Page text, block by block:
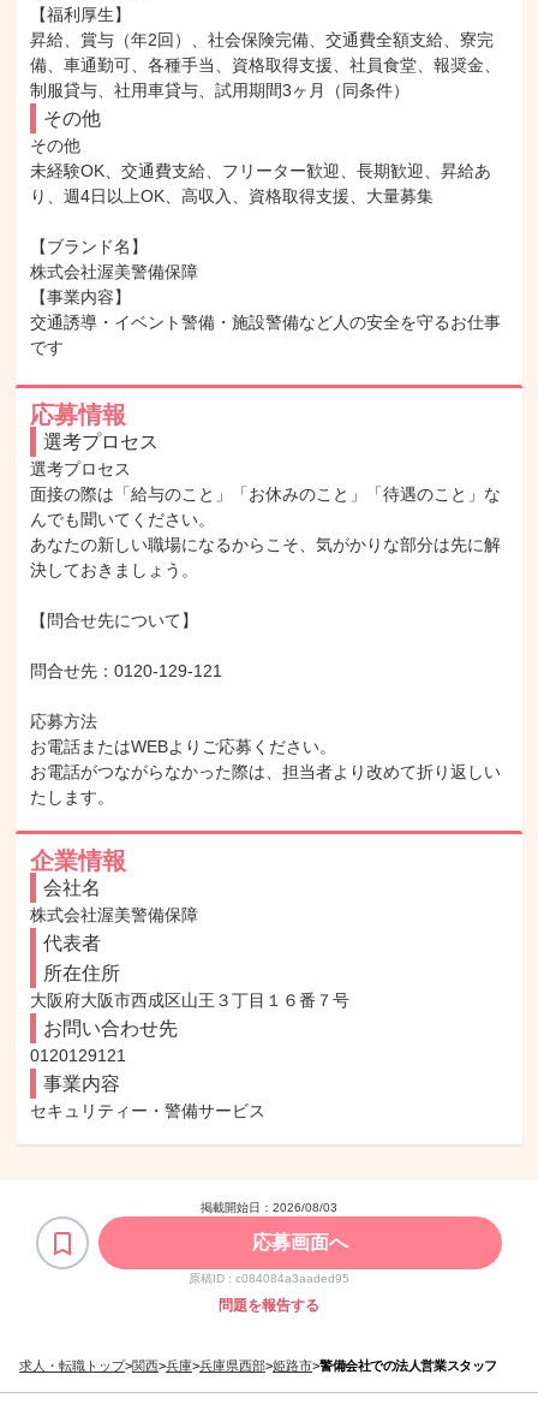
【福利厚生】
昇給、賞与（年2回）、社会保険完備、交通費全額支給、寮完
備、車通勤可、各種手当、資格取得支援、社員食堂、報奨金、
制服貸与、社用車貸与、試用期間3ヶ月（同条件）
その他
その他
未経験OK、交通費支給、フリーター歓迎、長期歓迎、昇給あ
り、週4日以上OK、高収入、資格取得支援、大量募集
【ブランド名】
株式会社渥美警備保障
【事業内容】
交通誘導・イベント警備・施設警備など人の安全を守るお仕事
です
応募情報
選考プロセス
選考プロセス
面接の際は「給与のこと」「お休みのこと」「待遇のこと」な
んでも聞いてください。
あなたの新しい職場になるからこそ、気がかりな部分は先に解
決しておきましょう。
【問合せ先について】
問合せ先：0120-129-121
応募方法
お電話またはWEBよりご応募ください。
お電話がつながらなかった際は、担当者より改めて折り返しい
たします。
企業情報
会社名
株式会社渥美警備保障
代表者
所在住所
大阪府大阪市西成区山王３丁目１６番７号
お問い合わせ先
0120129121
事業内容
セキュリティー・警備サービス
掲載開始日： 2026/08/03
応募画面へ
原稿ID : c084084a3aaded95
問題を報告する
求人・転職トップ>関西>兵庫>兵庫県西部>姫路市>警備会社での法人営業スタッフ